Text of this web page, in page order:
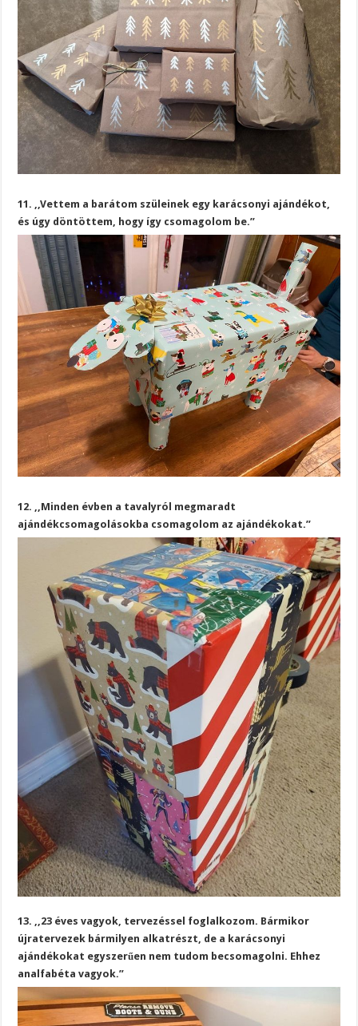
11. ,,Vettem a barátom szüleinek egy karácsonyi ajándékot,
és úgy döntöttem, hogy így csomagolom be.”
12. ,,Minden évben a tavalyról megmaradt
ajándékcsomagolásokba csomagolom az ajándékokat.”
13. ,,23 éves vagyok, tervezéssel foglalkozom. Bármikor
újratervezek bármilyen alkatrészt, de a karácsonyi
ajándékokat egyszerűen nem tudom becsomagolni. Ehhez
analfabéta vagyok.”